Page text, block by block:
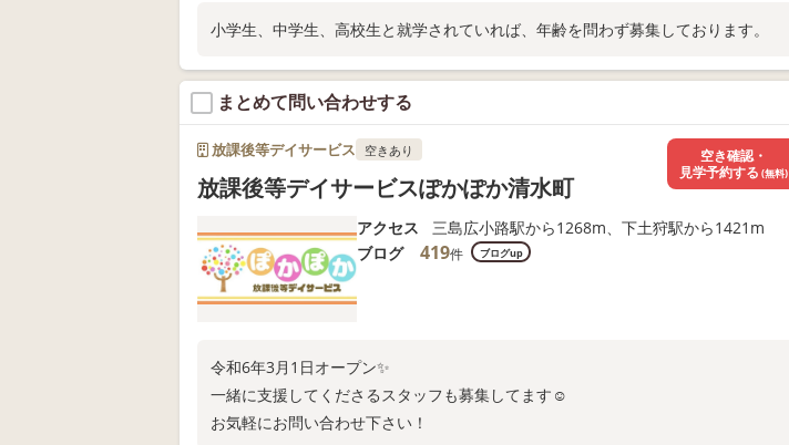
小学生、中学生、高校生と就学されていれば、年齢を問わず募集しております。
まとめて問い合わせする
放課後等デイサービス 空きあり
放課後等デイサービスぽかぽか清水町
アクセス
三島広小路駅から1268m、下土狩駅から1421m
ブログ
419件 ブログup
令和6年3月1日オープン✨
一緒に支援してくださるスタッフも募集してます☺
お気軽にお問い合わせ下さい！
空き確認・
見学予約する (無料)